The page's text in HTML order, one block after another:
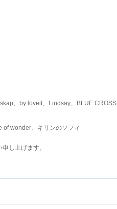
、by loveit、Lindsay、BLUE CROSS
wonder、キリンのソフィ
し上げます。